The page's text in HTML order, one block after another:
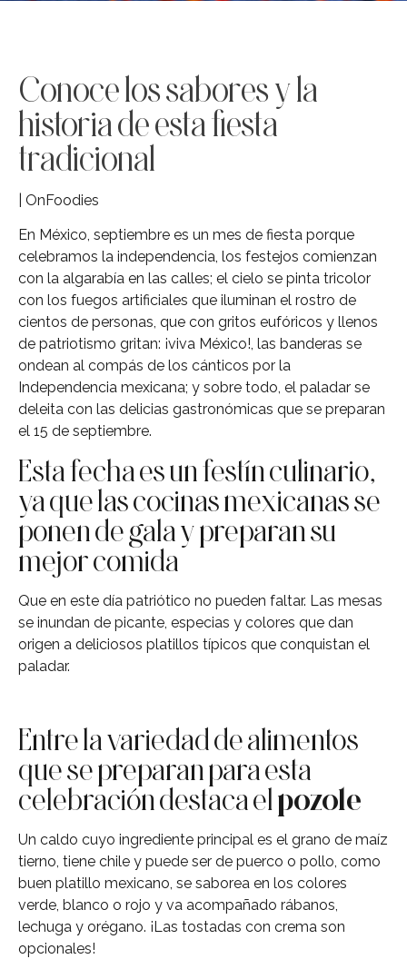
Conoce los sabores y la
historia de esta fiesta
tradicional
| OnFoodies
En México, septiembre es un mes de fiesta porque
celebramos la independencia, los festejos comienzan
con la algarabía en las calles; el cielo se pinta tricolor
con los fuegos artificiales que iluminan el rostro de
cientos de personas, que con gritos eufóricos y llenos
de patriotismo gritan: ¡viva México!, las banderas se
ondean al compás de los cánticos por la
Independencia mexicana; y sobre todo, el paladar se
deleita con las delicias gastronómicas que se preparan
el 15 de septiembre.
Esta fecha es un festín culinario,
ya que las cocinas mexicanas se
ponen de gala y preparan su
mejor comida
Que en este día patriótico no pueden faltar. Las mesas
se inundan de picante, especias y colores que dan
origen a deliciosos platillos típicos que conquistan el
paladar.
Entre la variedad de alimentos
que se preparan para esta
celebración destaca elpozole
Un caldo cuyo ingrediente principal es el grano de maíz
tierno, tiene chile y puede ser de puerco o pollo, como
buen platillo mexicano, se saborea en los colores
verde, blanco o rojo y va acompañado rábanos,
lechuga y orégano. ¡Las tostadas con crema son
opcionales!